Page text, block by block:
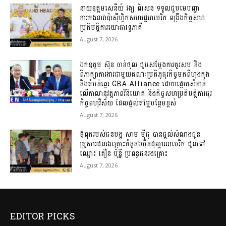
នាយឧត្តមសេនីយ៍ វង្ស ពិសេន ទទួលជួបមេបញ្ជា
ការកងនាវាប៉ាស៊ីហ្វិកសហរដ្ឋអាមេរិក ពង្រឹងកិច្ចសហ
ប្រតិបត្តិការយោធាទ្វេភាគី
August 7, 2026
ឯកឧត្តម ស៊ុន ចាន់ថុល ជួបសម្តែងការគួរសម និង
ពិភាក្សាការងារជាមួយគណៈប្រតិភូធុរកិច្ចមកពីហុងកុង
និងតំបន់ឆ្នេរ GBA Alliance ដោយផ្តោតសំខាន់
លើកាលានុវត្តភាពវិនិយោគ និងកិច្ចសហប្រតិបត្តិការធុរ
កិច្ចពហុវិស័យ ដែលផ្តល់តម្លែបន្ថែមខ្ពស់
August 7, 2026
ឪពុករបស់ជនបង្ក សាម ម៉ីជូ បានផ្តល់សំណងជូន
គ្រួសារជនរងគ្រោះចំនួន៦ម៉ឺនដុល្លារអាមេរិក ជូនទៅ​
ឈ្មោះ​ គឿន​ ប៉ុន្នី​ ប្រពន្ធជនរងគ្រោះ​
August 7, 2026
EDITOR PICKS